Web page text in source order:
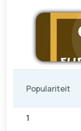
Populariteit
1